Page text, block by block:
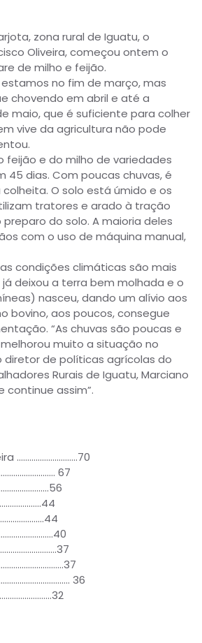
zona rural de Iguatu, o
Oliveira, começou ontem o
de milho e feijão.
no fim de março, mas
chovendo em abril e até a
maio, que é suficiente para colher
vive da agricultura não pode
feijão e do milho de variedades
45 dias. Com poucas chuvas, é
O solo está úmido e os
tratores e arado à tração
do solo. A maioria deles
com o uso de máquina manual,
condições climáticas são mais
já deixou a terra bem molhada e o
nasceu, dando um alívio aos
bovino, aos poucos, consegue
“As chuvas são poucas e
muito a situação no
diretor de políticas agrícolas do
Rurais de Iguatu, Marciano
continue assim”.
………………………..70
67
36